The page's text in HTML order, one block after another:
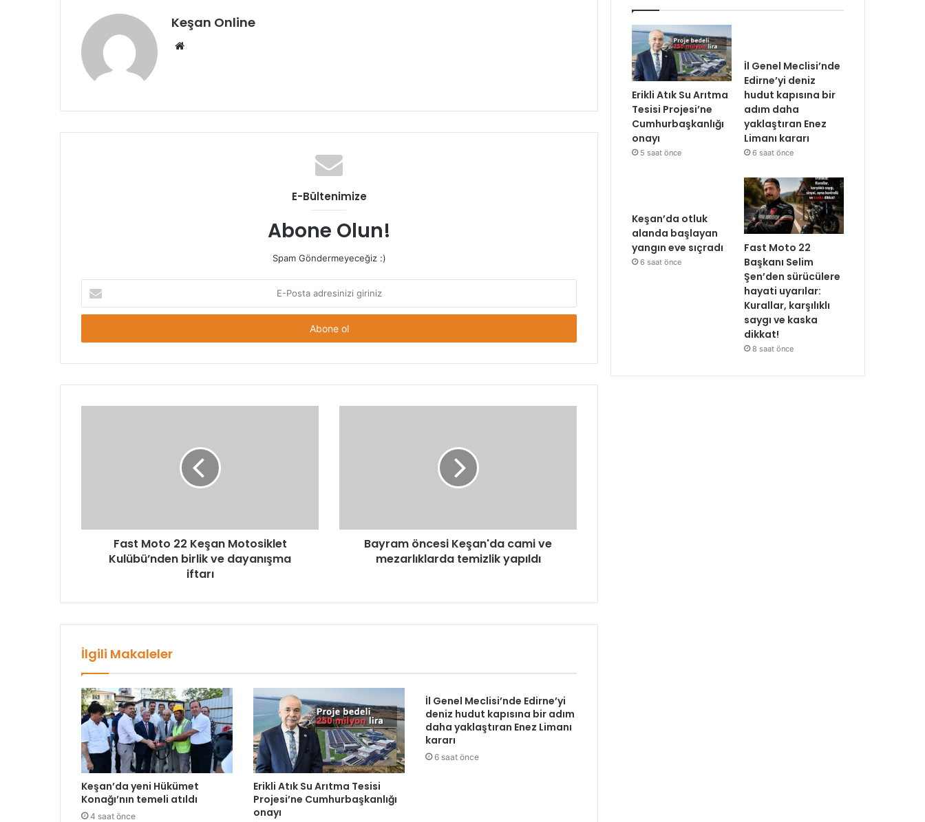
Keşan Online
Web
E-Bültenimize
Abone Olun!
Spam Göndermeyeceğiz :)
Posta
adresinizi
Fast Moto 22 Keşan Motosiklet
Kulübü’nden birlik ve dayanışma
iftarı
Bayram öncesi Keşan'da cami ve
mezarlıklarda temizlik yapıldı
İlgili Makaleler
Keşan’da yeni Hükümet
Konağı’nın temeli atıldı
4 saat önce
Erikli Atık Su Arıtma Tesisi
Projesi’ne Cumhurbaşkanlığı
onayı
İl Genel Meclisi’nde Edirne’yi
deniz hudut kapısına bir adım
daha yaklaştıran Enez Limanı
kararı
6 saat önce
Erikli Atık Su Arıtma
Tesisi Projesi’ne
Cumhurbaşkanlığı
onayı
5 saat önce
İl Genel Meclisi’nde
Edirne’yi deniz
hudut kapısına bir
adım daha
yaklaştıran Enez
Limanı kararı
6 saat önce
Keşan’da otluk
alanda başlayan
yangın eve sıçradı
6 saat önce
Fast Moto 22
Başkanı Selim
Şen’den sürücülere
hayati uyarılar:
Kurallar, karşılıklı
saygı ve kaska
dikkat!
8 saat önce